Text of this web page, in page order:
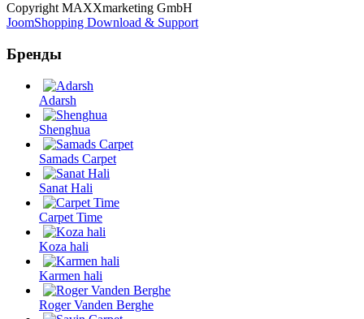
Copyright MAXXmarketing GmbH
JoomShopping Download & Support
Бренды
Adarsh
Shenghua
Samads Carpet
Sanat Hali
Carpet Time
Koza hali
Karmen hali
Roger Vanden Berghe